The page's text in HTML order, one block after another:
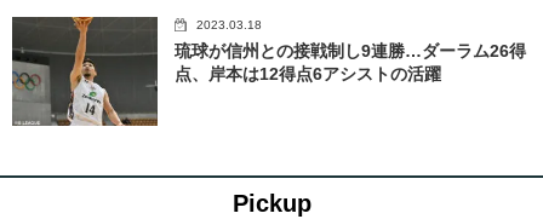
2023.03.18
琉球が信州との接戦制し9連勝…ダーラム26得
点、岸本は12得点6アシストの活躍
Pickup